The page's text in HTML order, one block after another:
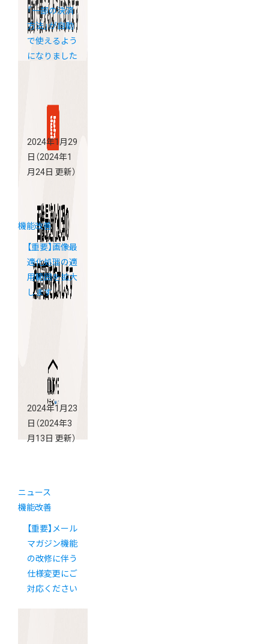
「一部の決済
方法」が自動
で使えるよう
になりました
2024年1月29
日 （2024年1
月24日 更新）
機能改善
【重要】画像最
適化処理の適
用範囲を拡大
します
2024年1月23
日 （2024年3
月13日 更新）
ニュース
機能改善
【重要】メール
マガジン機能
の改修に伴う
仕様変更にご
対応ください